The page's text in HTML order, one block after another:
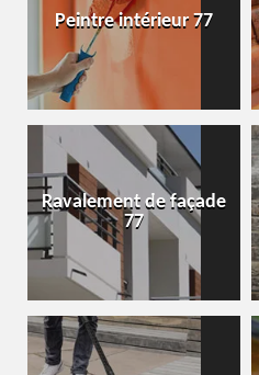
Peintre intérieur 77
Ravalement de façade
77